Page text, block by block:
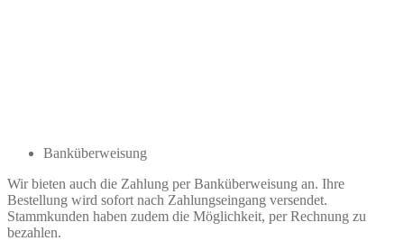
Banküberweisung
Wir bieten auch die Zahlung per Banküberweisung an. Ihre
Bestellung wird sofort nach Zahlungseingang versendet.
Stammkunden haben zudem die Möglichkeit, per Rechnung zu
bezahlen.